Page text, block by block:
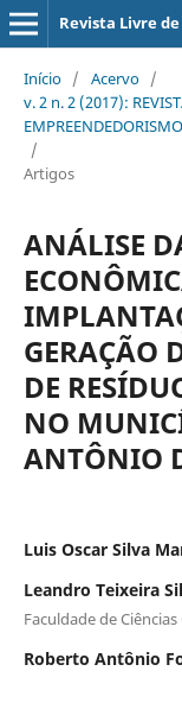
Revista Livre
Início / Acervo /
v. 2 n. 2 (2017):
EMPREENDEDORISMO
/
Artigos
ANÁLISE
GERAÇÃO
DE
NO
ANTÔNIO
Luis Oscar Silva
Leandro Teixeira
Faculdade de
Roberto Antônio